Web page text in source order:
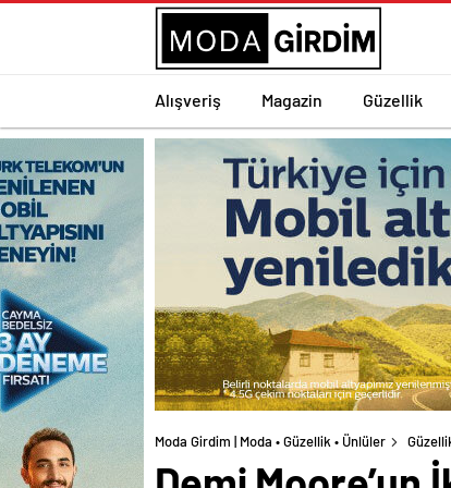
Alışveriş Magazin Güzellik
Moda Girdim | Moda • Güzellik • Ünlüler